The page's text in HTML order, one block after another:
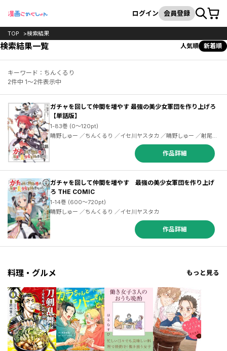
検索
ログイン 会員登録カート
TOP 検索結果
検索結果一覧 人気順 新着順
キーワード：ちんくるり
2件中 1～2件表示中
ガチャを回して仲間を増やす 最強の美少女軍団を作り上げろ
【単話版】
1-83巻 (0～120pt)
晴野しゅー ／ちんくるり ／イセ川ヤスタカ ／晴野しゅー ／射尾卓
作品詳細
ガチャを回して仲間を増やす 最強の美少女軍団を作り上げ
ろ THE COMIC
1-14巻 (600～720pt)
晴野しゅー ／ちんくるり ／イセ川ヤスタカ
作品詳細
料理・グルメ もっと見る